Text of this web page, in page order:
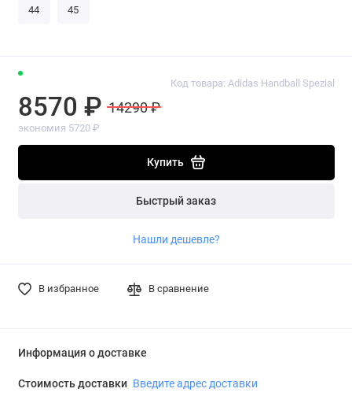
Код товара: Adidas Handball Spezial
8570 ₽ 14290 ₽
экономия 5720 ₽
Купить
Быстрый заказ
Нашли дешевле?
В избранное В сравнение
44 45
Информация о доставке
Стоимость доставки Введите адрес доставки